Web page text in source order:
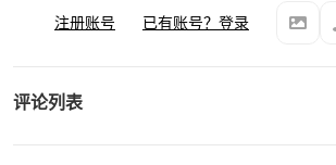
注册账号 已有账号？登录
评论列表